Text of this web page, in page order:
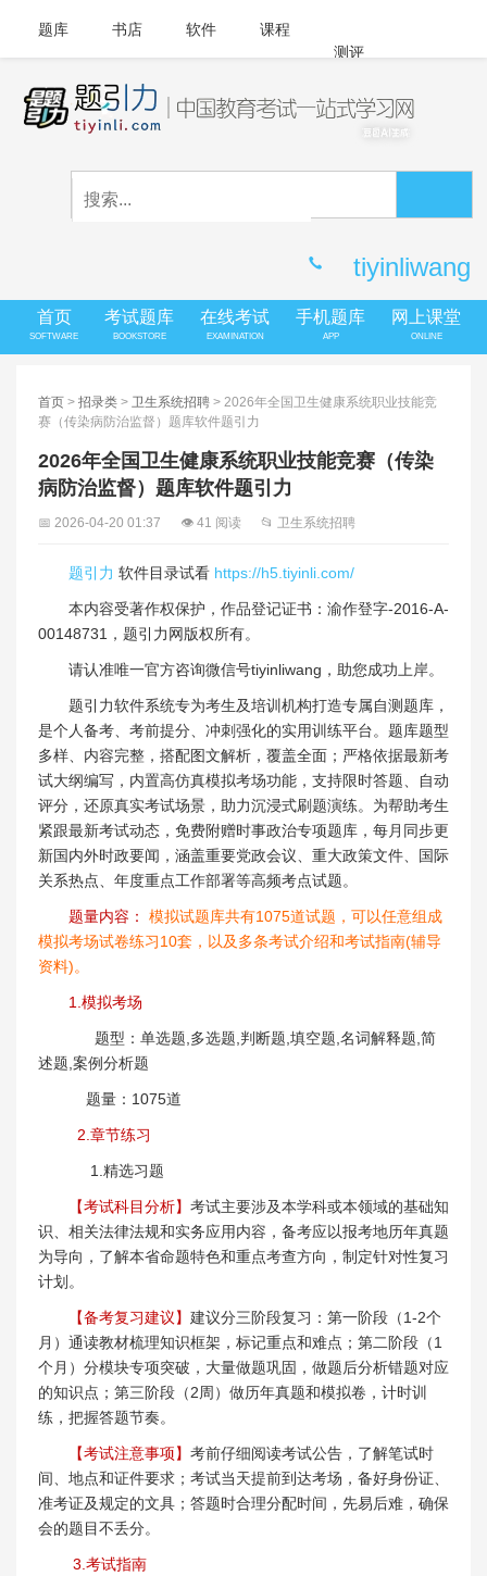
题库 书店 软件
课程
测评
APP下载
tiyinliwang
首页
SOFTWARE
考试题库
BOOKSTORE
在线考试
EXAMINATION
手机题库
APP
网上课堂
ONLINE
首页 > 招录类 > 卫生系统招聘 > 2026年全国卫生健康系统职业技能竞
赛（传染病防治监督）题库软件题引力
2026年全国卫生健康系统职业技能竞赛（传染
病防治监督）题库软件题引力
📅 2026-04-20 01:37 👁 41 阅读 📂 卫生系统招聘
题引力 软件目录试看 https://h5.tiyinli.com/
本内容受著作权保护，作品登记证书：渝作登字-2016-A-
00148731，题引力网版权所有。
请认准唯一官方咨询微信号tiyinliwang，助您成功上岸。
题引力软件系统专为考生及培训机构打造专属自测题库，
是个人备考、考前提分、冲刺强化的实用训练平台。题库题型
多样、内容完整，搭配图文解析，覆盖全面；严格依据最新考
试大纲编写，内置高仿真模拟考场功能，支持限时答题、自动
评分，还原真实考试场景，助力沉浸式刷题演练。为帮助考生
紧跟最新考试动态，免费附赠时事政治专项题库，每月同步更
新国内外时政要闻，涵盖重要党政会议、重大政策文件、国际
关系热点、年度重点工作部署等高频考点试题。
题量内容： 模拟试题库共有1075道试题，可以任意组成
模拟考场试卷练习10套，以及多条考试介绍和考试指南(辅导
资料)。
1.模拟考场
题型：单选题,多选题,判断题,填空题,名词解释题,简
述题,案例分析题
题量：1075道
2.章节练习
1.精选习题
【考试科目分析】 考试主要涉及本学科或本领域的基础知
识、相关法律法规和实务应用内容，备考应以报考地历年真题
为导向，了解本省命题特色和重点考查方向，制定针对性复习
计划。
【备考复习建议】 建议分三阶段复习：第一阶段（1-2个
月）通读教材梳理知识框架，标记重点和难点；第二阶段（1
个月）分模块专项突破，大量做题巩固，做题后分析错题对应
的知识点；第三阶段（2周）做历年真题和模拟卷，计时训
练，把握答题节奏。
【考试注意事项】 考前仔细阅读考试公告，了解笔试时
间、地点和证件要求；考试当天提前到达考场，备好身份证、
准考证及规定的文具；答题时合理分配时间，先易后难，确保
会的题目不丢分。
3.考试指南